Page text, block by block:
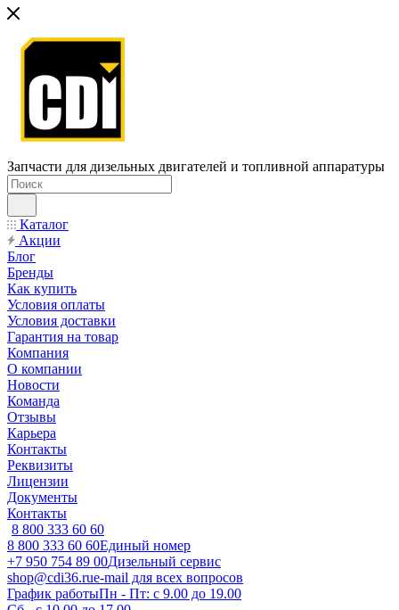
Запчасти для дизельных двигателей и топливной аппаратуры
Каталог
Акции
Блог
Бренды
Как купить
Условия оплаты
Условия доставки
Гарантия на товар
Компания
О компании
Новости
Команда
Отзывы
Карьера
Контакты
Реквизиты
Лицензии
Документы
Контакты
8 800 333 60 60
8 800 333 60 60Единый номер
+7 950 754 89 00Дизельный сервис
shop@cdi36.rue-mail для всех вопросов
График работыПн - Пт: с 9.00 до 19.00